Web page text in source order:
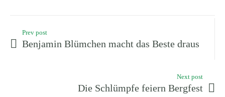
Prev post
Benjamin Blümchen macht das Beste draus
Next post
Die Schlümpfe feiern Bergfest